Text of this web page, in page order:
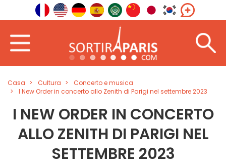
Casa Cultura
Concerto e musica
I New Order in concerto allo Zenith di Parigi nel settembre 2023
I NEW ORDER IN CONCERTO
ALLO ZENITH DI PARIGI NEL
SETTEMBRE 2023